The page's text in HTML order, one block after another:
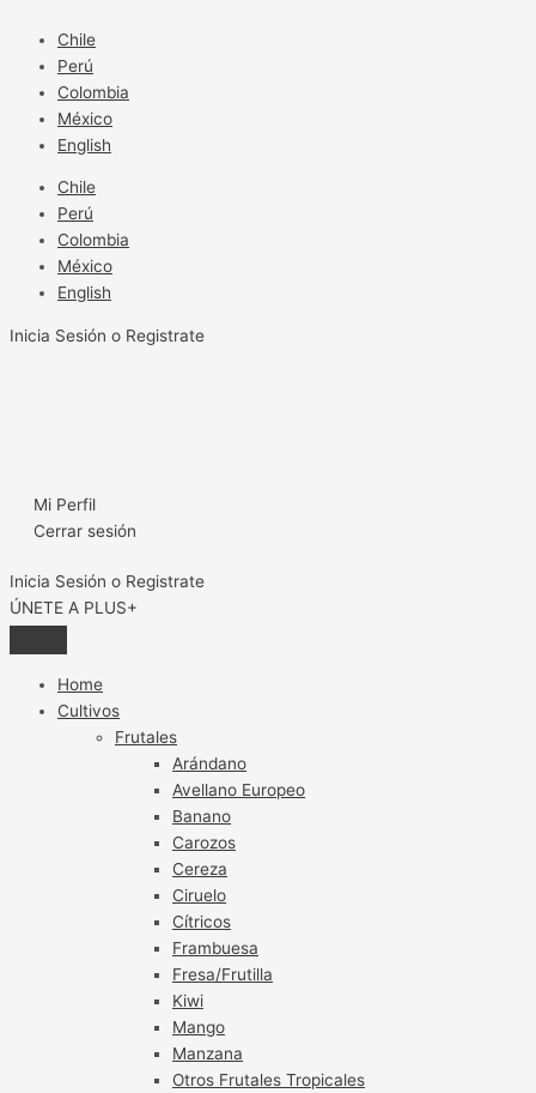
contenido
Chile
Perú
Colombia
México
English
Chile
Perú
Colombia
México
English
Inicia Sesión o Registrate
Mi Perfil
Cerrar sesión
Inicia Sesión o Registrate
ÚNETE A PLUS+
Home
Cultivos
Frutales
Arándano
Avellano Europeo
Banano
Carozos
Cereza
Ciruelo
Cítricos
Frambuesa
Fresa/Frutilla
Kiwi
Mango
Manzana
Otros Frutales Tropicales